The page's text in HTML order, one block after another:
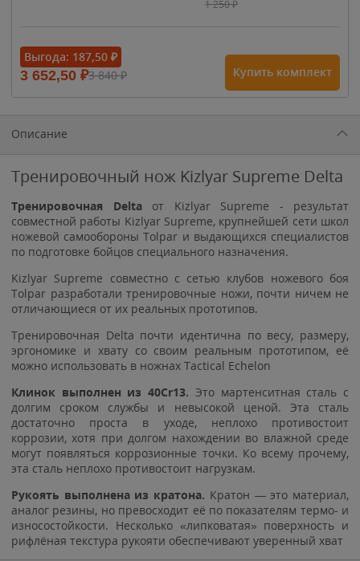
1 250₽
1 615₽
1 900₽1 900₽
Выгода: 187,50 ₽
3 652,50 ₽3 840₽ Купить комплект
Описание
Тренировочный нож Kizlyar Supreme Delta
Тренировочная Delta от Kizlyar Supreme - результат
совместной работы Kizlyar Supreme, крупнейшей сети школ
ножевой самообороны Tolpar и выдающихся специалистов
по подготовке бойцов специального назначения.
Kizlyar Supreme совместно с сетью клубов ножевого боя
Tolpar разработали тренировочные ножи, почти ничем не
отличающиеся от их реальных прототипов.
Тренировочная Delta почти идентична по весу, размеру,
эргономике и хвату со своим реальным прототипом, её
можно использовать в ножнах Tactical Echelon
Клинок выполнен из 40Cr13. Это мартенситная сталь с
долгим сроком службы и невысокой ценой. Эта сталь
достаточно проста в уходе, неплохо противостоит
коррозии, хотя при долгом нахождении во влажной среде
могут появляться коррозионные точки. Ко всему прочему,
эта сталь неплохо противостоит нагрузкам.
Рукоять выполнена из кратона. Кратон — это материал,
аналог резины, но превосходит её по показателям термо- и
износостойкости. Несколько «липковатая» поверхность и
рифлёная текстура рукояти обеспечивают уверенный хват